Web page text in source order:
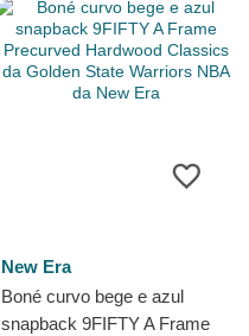
New Era
Boné curvo bege e azul
snapback 9FIFTY A Frame